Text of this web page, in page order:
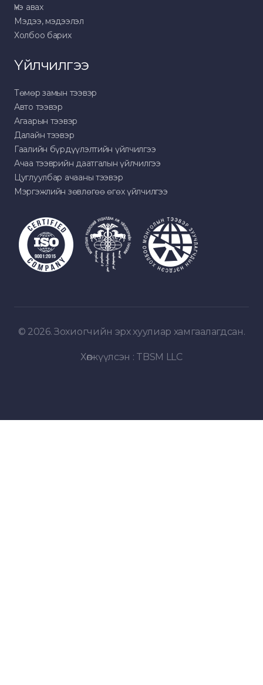
Үнэ авах
Мэдээ, мэдээлэл
Холбоо барих
Үйлчилгээ
Төмөр замын тээвэр
Авто тээвэр
Агаарын тээвэр
Далайн тээвэр
Гаалийн бүрдүүлэлтийн үйлчилгээ
Ачаа тээврийн даатгалын үйлчилгээ
Цуглуулбар ачааны тээвэр
Мэргэжлийн зөвлөгөө өгөх үйлчилгээ
© 2026. Зохиогчийн эрх хуулиар хамгаалагдсан.
Хөгжүүлсэн : TBSM LLC